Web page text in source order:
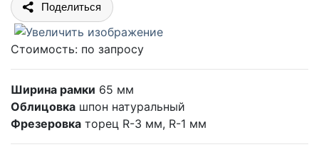
Поделиться
Стоимость: по запросу
Ширина рамки 65 мм
Облицовка шпон натуральный
Фрезеровка торец R-3 мм, R-1 мм